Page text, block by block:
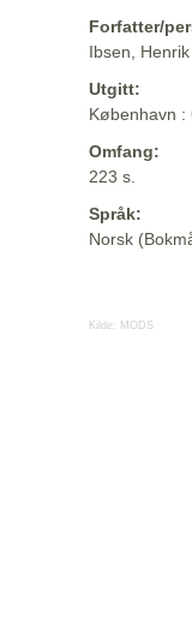
Forfatter/
Ibsen, Henrik
Utgitt:
København :
Omfang:
223 s.
Språk:
Norsk
Kilde: MODS